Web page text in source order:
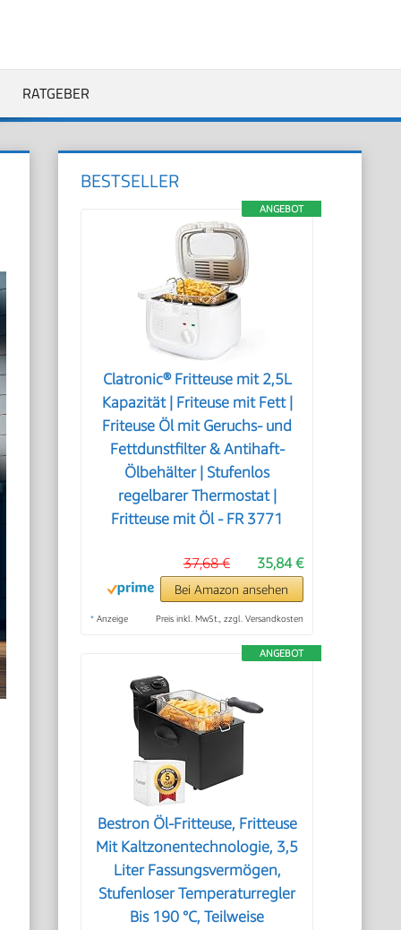
RATGEBER
BESTSELLER
ANGEBOT
Clatronic® Fritteuse mit 2,5L
Kapazität | Friteuse mit Fett |
Friteuse Öl mit Geruchs- und
Fettdunstfilter & Antihaft-
Ölbehälter | Stufenlos
regelbarer Thermostat |
Fritteuse mit Öl - FR 3771
35,84 €
37,68 €
Bei Amazon ansehen
* Anzeige Preis inkl. MwSt., zzgl. Versandkosten
ANGEBOT
Bestron Öl-Fritteuse, Fritteuse
Mit Kaltzonentechnologie, 3,5
Liter Fassungsvermögen,
Stufenloser Temperaturregler
Bis 190 °C, Teilweise